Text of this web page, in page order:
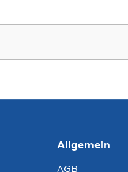
Allgemein
AGB